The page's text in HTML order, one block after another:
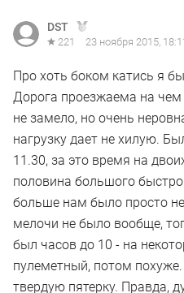
DST
221 23 ноября 2015,
Про хоть боком катись я
Дорога проезжаема на чем
не замело, но очень
нагрузку дает не хилую.
11.30, за это время на
половина большого
больше нам было просто
мелочи не было вообще,
был часов до 10 - на
пулеметный, потом
твердую пятерку. Правда,